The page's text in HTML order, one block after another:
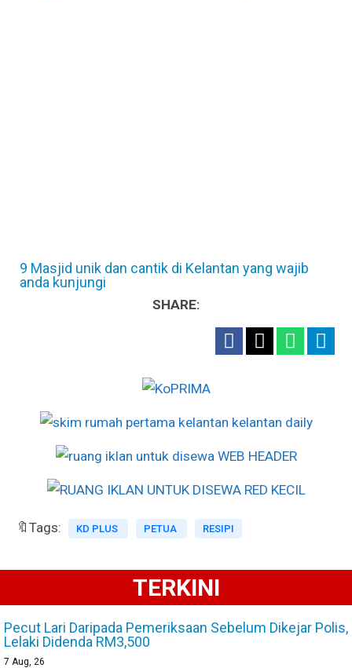
9 Masjid unik dan cantik di Kelantan yang wajib
anda kunjungi
SHARE:
🔖Tags: KD PLUS PETUA RESIPI
TERKINI
Pecut Lari Daripada Pemeriksaan Sebelum Dikejar Polis,
Lelaki Didenda RM3,500
7 Aug, 26